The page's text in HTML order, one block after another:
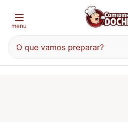
menu
O que vamos preparar?